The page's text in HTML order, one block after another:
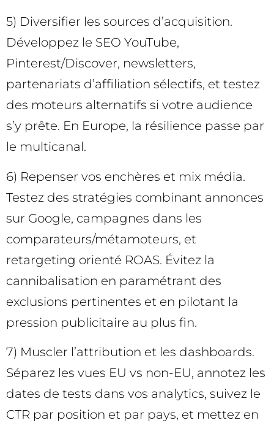
5) Diversifier les sources d’acquisition.
Développez le SEO YouTube,
Pinterest/Discover, newsletters,
partenariats d’affiliation sélectifs, et testez
des moteurs alternatifs si votre audience
s’y prête. En Europe, la résilience passe par
le multicanal.
6) Repenser vos enchères et mix média.
Testez des stratégies combinant annonces
sur Google, campagnes dans les
comparateurs/métamoteurs, et
retargeting orienté ROAS. Évitez la
cannibalisation en paramétrant des
exclusions pertinentes et en pilotant la
pression publicitaire au plus fin.
7) Muscler l’attribution et les dashboards.
Séparez les vues EU vs non-EU, annotez les
dates de tests dans vos analytics, suivez le
CTR par position et par pays, et mettez en